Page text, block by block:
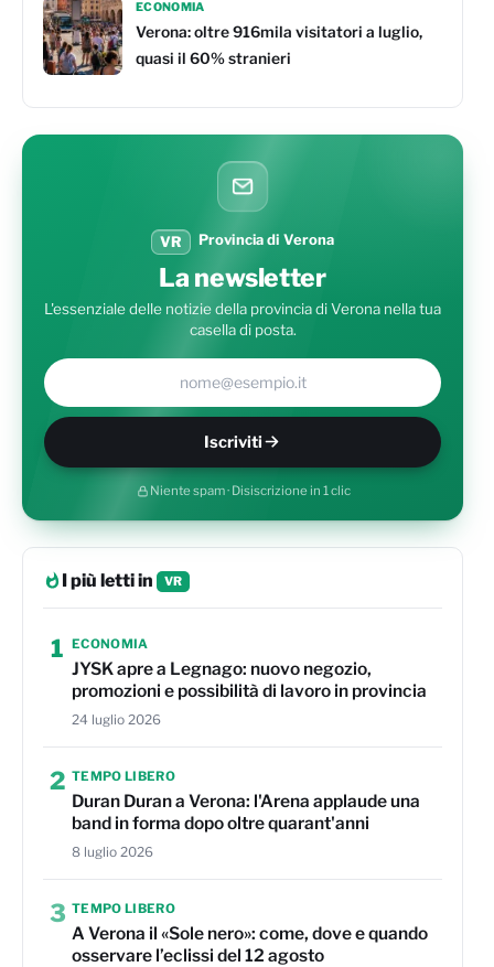
ECONOMIA
Verona: oltre 916mila visitatori a luglio,
quasi il 60% stranieri
VR Provincia di Verona
La newsletter
L'essenziale delle notizie della provincia di Verona nella tua
casella di posta.
Il tuo indirizzo e-mail
Iscriviti
Niente spam · Disiscrizione in 1 clic
I più letti in VR
1 ECONOMIA
JYSK apre a Legnago: nuovo negozio,
promozioni e possibilità di lavoro in provincia
24 luglio 2026
2 TEMPO LIBERO
Duran Duran a Verona: l'Arena applaude una
band in forma dopo oltre quarant'anni
8 luglio 2026
3 TEMPO LIBERO
A Verona il «Sole nero»: come, dove e quando
osservare l’eclissi del 12 agosto